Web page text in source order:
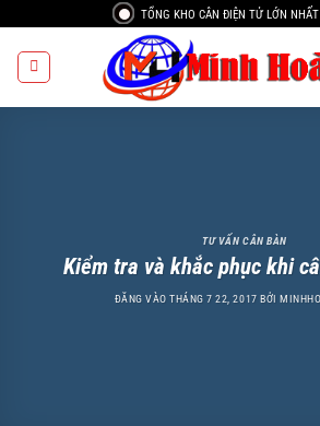
nội
dung
TỔNG KHO CÂN ĐIỆN TỬ LỚN
TƯ VẤN CÂN BÀN
Kiểm tra và khắc phục khi
ĐĂNG VÀOTHÁNG 7 22, 2017 BỞI